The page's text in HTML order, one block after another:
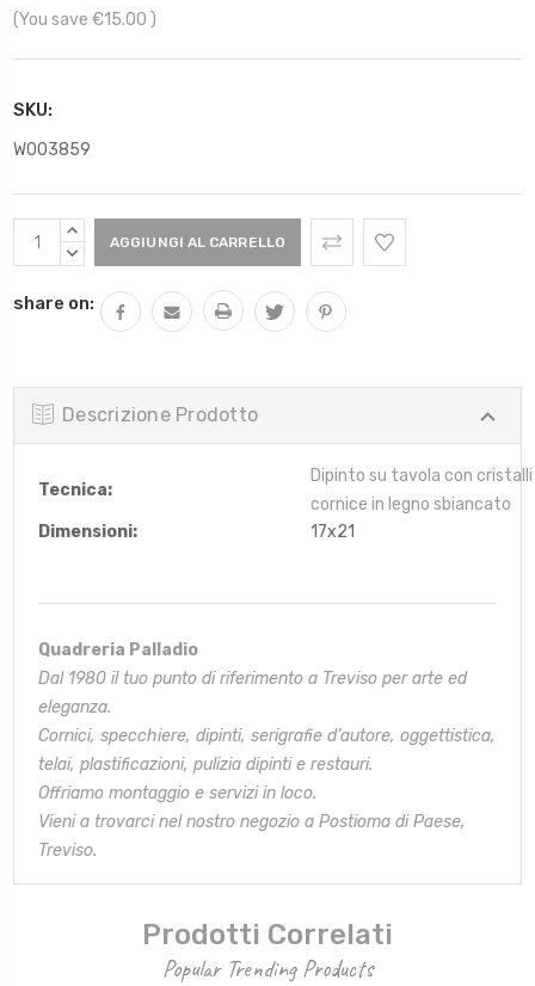
(You save €15.00 )
SKU:
W003859
Scorta
Attuale:
AUMENTARE
QUANTITÀ:
DIMINUIRE
share on:
Descrizione Prodotto
Tecnica:
Dipinto su tavola con
cornice in legno sbiancato
Dimensioni:
17x21
Quadreria Palladio
Dal 1980 il tuo punto di riferimento a Treviso per arte ed
eleganza.
Cornici, specchiere, dipinti, serigrafie d’autore, oggettistica,
telai, plastificazioni, pulizia dipinti e restauri.
Offriamo montaggio e servizi in loco.
Vieni a trovarci nel nostro negozio a Postioma di Paese,
Treviso.
Prodotti Correlati
Popular Trending Products